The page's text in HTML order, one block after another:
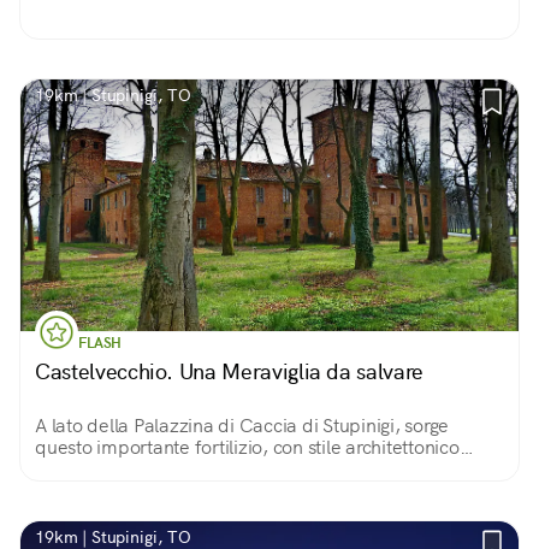
19km | Stupinigi, TO
FLASH
Castelvecchio. Una Meraviglia da salvare
A lato della Palazzina di Caccia di Stupinigi, sorge
questo importante fortilizio, con stile architettonico
19km | Stupinigi, TO